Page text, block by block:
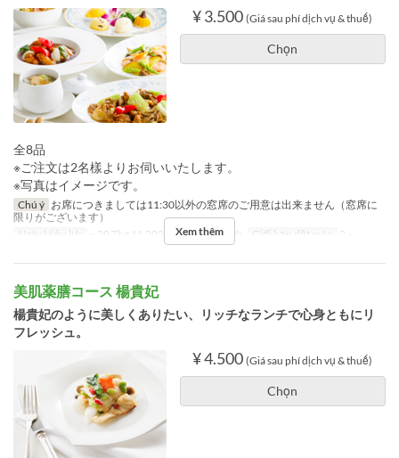
¥ 3.500 (Giá sau phí dịch vụ & thuế)
Chọn
全8品
※ご注文は2名樣よりお伺いいたします。
※写真はイメージです。
Chú ý お席につきましては11:30以外の窓席のご用意は出来ません（窓席に
限りがございます）
Ngày Hiệu lực
~ 30 Thg 11 2024 Bữa Bữa trưa Giới hạn dặt món 2 ~
Xem thêm
美肌薬膳コース 楊貴妃
楊貴妃のように美しくありたい、リッチなランチで心身ともにリ
フレッシュ。
¥ 4.500 (Giá sau phí dịch vụ & thuế)
Chọn